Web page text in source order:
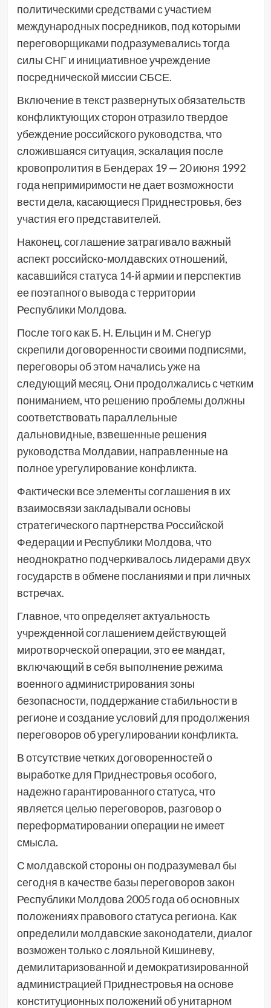
политическими средствами с участием
международных посредников, под которыми
переговорщиками подразумевались тогда
силы СНГ и инициативное учреждение
посреднической миссии СБСЕ.
Включение в текст развернутых обязательств
конфликтующих сторон отразило твердое
убеждение российского руководства, что
сложившаяся ситуация, эскалация после
кровопролития в Бендерах 19 — 20 июня 1992
года непримиримости не дает возможности
вести дела, касающиеся Приднестровья, без
участия его представителей.
Наконец, соглашение затрагивало важный
аспект российско-молдавских отношений,
касавшийся статуса 14-й армии и перспектив
ее поэтапного вывода с территории
Республики Молдова.
После того как Б. Н. Ельцин и М. Снегур
скрепили договоренности своими подписями,
переговоры об этом начались уже на
следующий месяц. Они продолжались с четким
пониманием, что решению проблемы должны
соответствовать параллельные
дальновидные, взвешенные решения
руководства Молдавии, направленные на
полное урегулирование конфликта.
Фактически все элементы соглашения в их
взаимосвязи закладывали основы
стратегического партнерства Российской
Федерации и Республики Молдова, что
неоднократно подчеркивалось лидерами двух
государств в обмене посланиями и при личных
встречах.
Главное, что определяет актуальность
учрежденной соглашением действующей
миротворческой операции, это ее мандат,
включающий в себя выполнение режима
военного администрирования зоны
безопасности, поддержание стабильности в
регионе и создание условий для продолжения
переговоров об урегулировании конфликта.
В отсутствие четких договоренностей о
выработке для Приднестровья особого,
надежно гарантированного статуса, что
является целью переговоров, разговор о
переформатировании операции не имеет
смысла.
С молдавской стороны он подразумевал бы
сегодня в качестве базы переговоров закон
Республики Молдова 2005 года об основных
положениях правового статуса региона. Как
определили молдавские законодатели, диалог
возможен только с лояльной Кишиневу,
демилитаризованной и демократизированной
администрацией Приднестровья на основе
конституционных положений об унитарном